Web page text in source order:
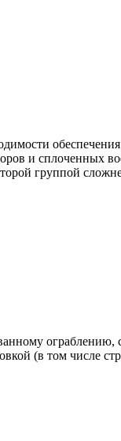
и сплоченных
группой
(в том числе